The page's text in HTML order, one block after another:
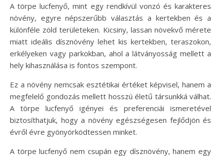
A törpe lucfenyő, mint egy rendkívül vonzó és karakteres
növény, egyre népszerűbb választás a kertekben és a
különféle zöld területeken. Kicsiny, lassan növekvő mérete
miatt ideális dísznövény lehet kis kertekben, teraszokon,
erkélyeken vagy parkokban, ahol a látványosság mellett a
hely kihasználása is fontos szempont.
Ez a növény nemcsak esztétikai értéket képvisel, hanem a
megfelelő gondozás mellett hosszú életű társunkká válhat.
A törpe lucfenyő igényei és preferenciái ismeretével
biztosíthatjuk, hogy a növény egészségesen fejlődjön és
évről évre gyönyörködtessen minket.
A törpe lucfenyő nem csupán egy dísznövény, hanem egy